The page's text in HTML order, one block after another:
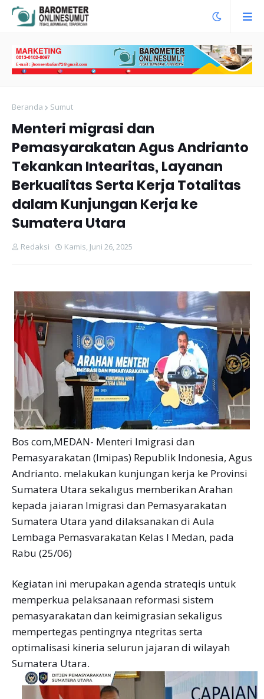
Beranda Sumut
Menteri migrasi dan
Pemasyarakatan Agus Andrianto
Tekankan Intearitas, Layanan
Berkualitas Serta Kerja Totalitas
dalam Kunjungan Kerja ke
Sumatera Utara
Redaksi Kamis, Juni 26, 2025
Bos com,MEDAN- Menteri Imigrasi dan
Pemasyarakatan (Imipas) Republik Indonesia, Agus
Andrianto. melakukan kunjungan kerja ke Provinsi
Sumatera Utara sekalıgus memberikan Arahan
kepada jaiaran Imigrasi dan Pemasyarakatan
Sumatera Utara yand dilaksanakan di Aula
Lembaga Pemasvarakatan Kelas I Medan, pada
Rabu (25/06)
Kegiatan ini merupakan agenda strateqis untuk
memperkua pelaksanaan reformasi sistem
pemasyarakatan dan keimigrasian sekaligus
mempertegas pentingnya ntegritas serta
optimalisasi kineria selurun jajaran di wilayah
Sumatera Utara.